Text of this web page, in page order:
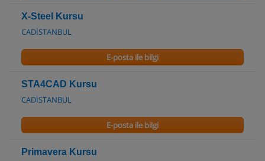
X-Steel Kursu
CADİSTANBUL
E-posta ile bilgi
STA4CAD Kursu
CADİSTANBUL
E-posta ile bilgi
Primavera Kursu